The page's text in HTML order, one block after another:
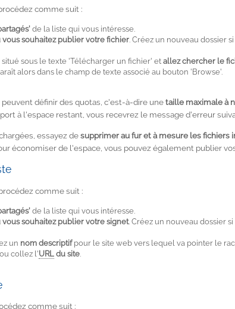
procédez comme suit :
de la liste qui vous intéresse.
vous souhaitez publier votre fichier . Créez un nouveau dossier
situé sous le texte 'Télécharger un fichier' et allez chercher le
alors dans le champ de texte associé au bouton 'Browse'.
définir des quotas, c'est-à-dire unetaille maximale à
à l'espace restant, vous recevrez le message d'erreur
essayez desupprimer au fur et à mesure les fichiers
économiser de l'espace, vous pouvez également publier
procédez comme suit :
de la liste qui vous intéresse.
vous souhaitez publier votre signet. Créez un nouveau dossier si
un nom descriptifpour le site web vers lequel va pointer le
ou collez l'URL du site
comme suit :